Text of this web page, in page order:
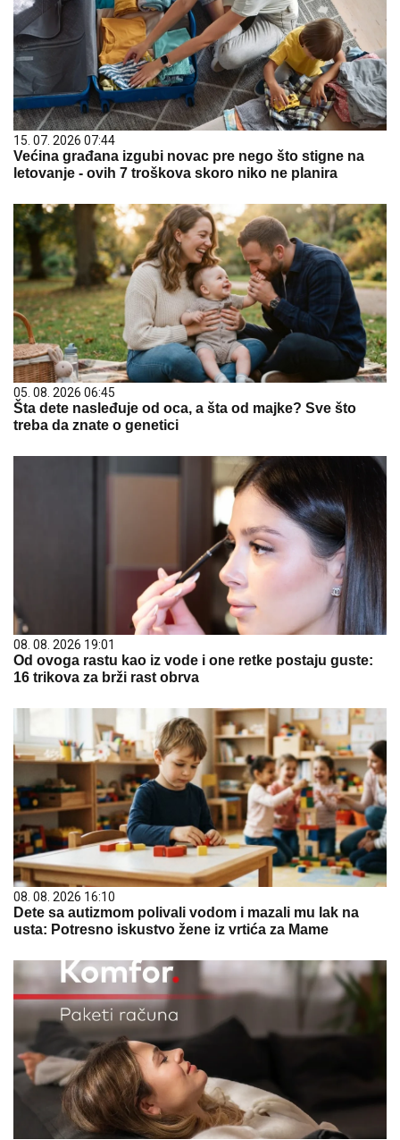
15. 07. 2026 07:44
Većina građana izgubi novac pre nego što stigne na
letovanje - ovih 7 troškova skoro niko ne planira
05. 08. 2026 06:45
Šta dete nasleđuje od oca, a šta od majke? Sve što
treba da znate o genetici
08. 08. 2026 19:01
Od ovoga rastu kao iz vode i one retke postaju guste:
16 trikova za brži rast obrva
08. 08. 2026 16:10
Dete sa autizmom polivali vodom i mazali mu lak na
usta: Potresno iskustvo žene iz vrtića za Mame